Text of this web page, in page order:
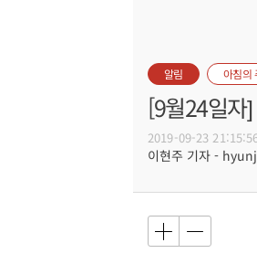
알림 아침의
[9월24일자
2019-09-23
이현주 기자 -